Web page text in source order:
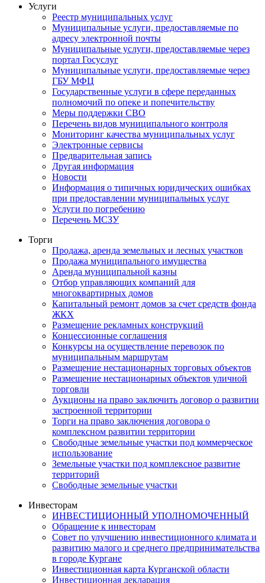
Услуги
Реестр муниципальных услуг
Муниципальные услуги, предоставляемые по
адресу электронной почты
Муниципальные услуги, предоставляемые через
портал Госуслуг
Муниципальные услуги, предоставляемые через
ГБУ МФЦ
Государственные услуги в сфере переданных
полномочий по опеке и попечительству
Меры поддержки СВО
Перечень видов муниципального контроля
Мониторинг качества муниципальных услуг
Электронные сервисы
Предварительная запись
Другая информация
Новости
Информация о типичных юридических ошибках
при предоставлении муниципальных услуг
Услуги по погребению
Перечень МСЗУ
Торги
Продажа, аренда земельных и лесных участков
Продажа муниципального имущества
Аренда муниципальной казны
Отбор управляющих компаний для
многоквартирных домов
Капитальный ремонт домов за счет средств фонда
ЖКХ
Размещение рекламных конструкций
Концессионные соглашения
Конкурсы на осуществление перевозок по
муниципальным маршрутам
Размещение нестационарных торговых объектов
Размещение нестационарных объектов уличной
торговли
Аукционы на право заключить договор о развитии
застроенной территории
Торги на право заключения договора о
комплексном развитии территории
Свободные земельные участки под коммерческое
использование
Земельные участки под комплексное развитие
территорий
Свободные земельные участки
Инвесторам
ИНВЕСТИЦИОННЫЙ УПОЛНОМОЧЕННЫЙ
Обращение к инвесторам
Совет по улучшению инвестиционного климата и
развитию малого и среднего предпринимательства
в городе Кургане
Инвестиционная карта Курганской области
Инвестиционная декларация